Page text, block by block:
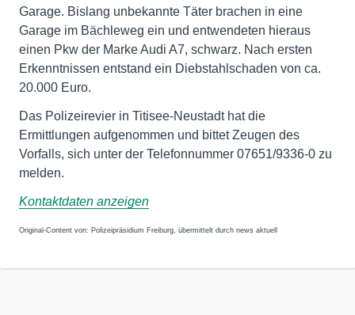
Garage. Bislang unbekannte Täter brachen in eine
Garage im Bächleweg ein und entwendeten hieraus
einen Pkw der Marke Audi A7, schwarz. Nach ersten
Erkenntnissen entstand ein Diebstahlschaden von ca.
20.000 Euro.
Das Polizeirevier in Titisee-Neustadt hat die
Ermittlungen aufgenommen und bittet Zeugen des
Vorfalls, sich unter der Telefonnummer 07651/9336-0 zu
melden.
Kontaktdaten anzeigen
Original-Content von: Polizeipräsidium Freiburg, übermittelt durch news aktuell